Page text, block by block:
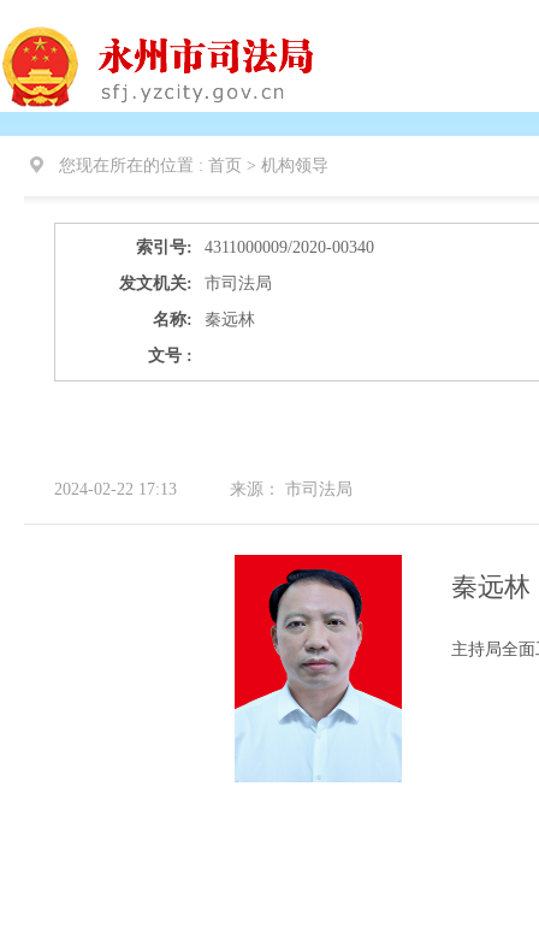
您现在所在的位置 : 首页 > 机构领导
索引号:
4311000009/2020-00340
发文机关:
市司法局
名称:
秦远林
文号 :
2024-02-22 17:13 来源： 市司法局
秦远林
主持局全面